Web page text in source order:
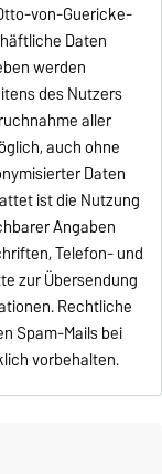
von-Guericke-
Daten
werden
des Nutzers
aller
auch ohne
Daten
ist die Nutzung
Angaben
Telefon- und
zur Übersendung
Rechtliche
Spam-Mails bei
vorbehalten.